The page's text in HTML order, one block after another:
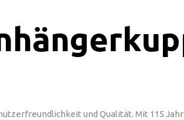
und Qualität. Mit 115